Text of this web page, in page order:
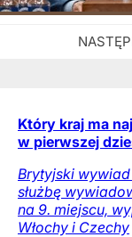
Który kraj ma
w pierwszej
Brytyjski
służbę
na 9. miejscu,
Włochy i Czechy